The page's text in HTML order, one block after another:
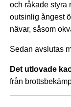
och råkade styra
outsinlig ångest
nävar, såsom
Sedan avslutas
Det utlovade
från